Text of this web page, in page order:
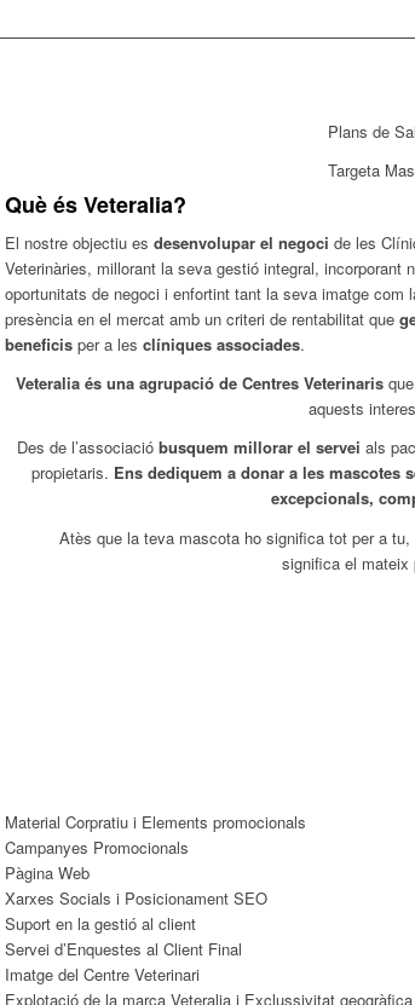
Què és Veteralia?
El nostre objectiu es desenvolupar el negoci de les
Veterinàries, millorant la seva gestió integral, incorporant
oportunitats de negoci i enfortint tant la seva imatge com
presència en el mercat amb un criteri de rentabilitat que
beneficis per a les clíniques associades.
Veteralia és una agrupació de Centres Veterinarisque
aquests
Des de l’associació busquem millorar el servei als
propietaris. Ens dediquem a donar a les mascotes
excepcionals,
Atès que la teva mascota ho significa tot per a tu,
significa el mateix
Plans de
Targeta
Material Corpratiu i Elements promocionals
Campanyes Promocionals
Pàgina Web
Xarxes Socials i Posicionament SEO
Suport en la gestió al client
Servei d’Enquestes al Client Final
Imatge del Centre Veterinari
Explotació de la marca Veteralia i Exclussivitat geogràfica